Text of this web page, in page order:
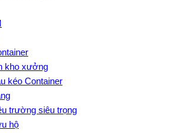
kho xưởng
kéo Container
trường siêu trọng
hộ